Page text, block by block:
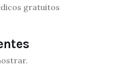
gratuitos